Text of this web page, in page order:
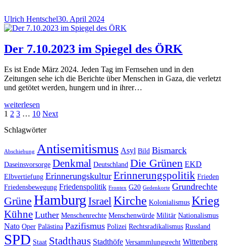
Ulrich Hentschel30. April 2024
Der 7.10.2023 im Spiegel des ÖRK
Es ist Ende März 2024. Jeden Tag im Fernsehen und in den
Zeitungen sehe ich die Berichte über Menschen in Gaza, die verletzt
und getötet werden, hungern und in ihrer…
weiterlesen
Seitennummerierung
der
Beiträge
1 2 3 … 10 Next
Schlagwörter
Abschiebung Antisemitismus Asyl Bild Bismarck
Daseinsvorsorge Denkmal Deutschland Die Grünen EKD
Elbvertiefung Erinnerungskultur Erinnerungspolitik Frieden
Friedensbewegung Friedenspolitik Frontex G20 Gedenkorte Grundrechte
Grüne Hamburg Israel Kirche Kolonialismus Krieg
Kühne Luther Menschenrechte Menschenwürde Militär Nationalismus
Nato Oper Palästina Pazifismus Polizei Rechtsradikalismus Russland
SPD Staat Stadthaus Stadthöfe Versammlungsrecht Wittenberg